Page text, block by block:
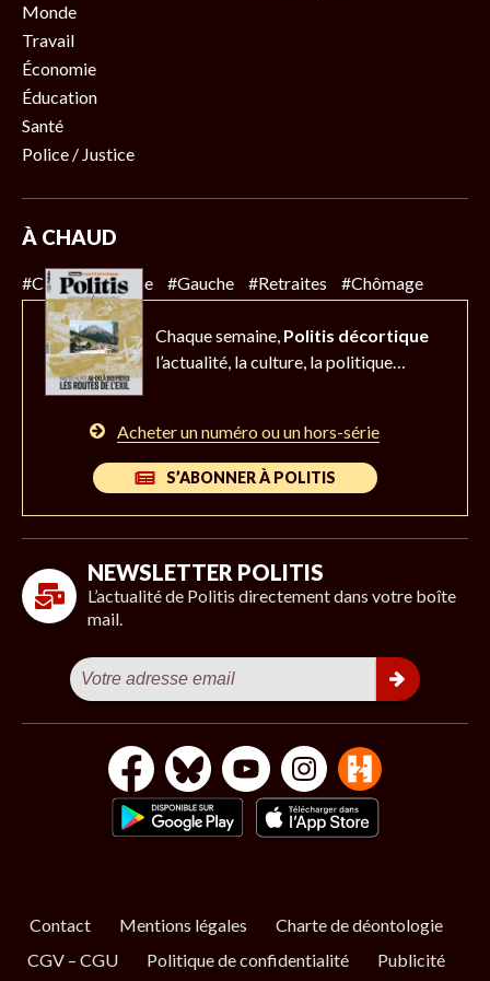
Monde
Travail
Économie
Éducation
Santé
Police / Justice
À CHAUD
#Climat #Police #Gauche #Retraites #Chômage
Chaque semaine, Politis décortique
l’actualité, la culture, la politique…
Acheter un numéro ou un hors-série
S’ABONNER À POLITIS
NEWSLETTER POLITIS
L’actualité de Politis directement dans votre boîte
mail.
Contact Mentions légales
Charte de déontologie
CGV – CGU
Politique de confidentialité Publicité